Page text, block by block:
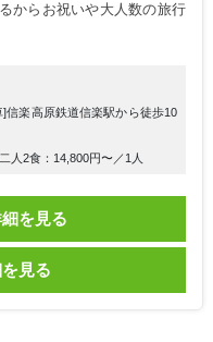
からお祝いや大人数の旅行
信楽高原鉄道信楽駅から徒歩10
人2食：14,800円〜／1人
を見る
見る